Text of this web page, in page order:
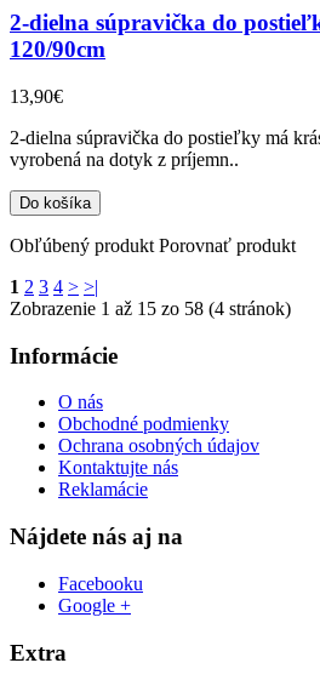
2-dielna súpravička do
120/90cm
13,90€
2-dielna súpravička do postieľky má
vyrobená na dotyk z príjemn..
Obľúbený produkt Porovnať produkt
1 2 3 4 > >|
Zobrazenie 1 až 15 zo 58 (4 stránok)
Informácie
O nás
Obchodné podmienky
Ochrana osobných údajov
Kontaktujte nás
Reklamácie
Nájdete nás aj na
Facebooku
Google +
Extra